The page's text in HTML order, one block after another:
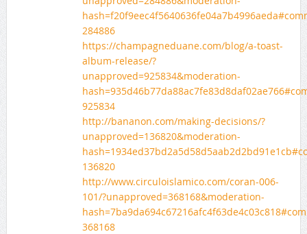
284886
https://champagneduane.com/blog/a-toast-
album-release/?
unapproved=925834&moderation-
925834
http://bananon.com/making-decisions/?
unapproved=136820&moderation-
136820
http://www.circuloislamico.com/coran-006-
101/?unapproved=368168&moderation-
368168